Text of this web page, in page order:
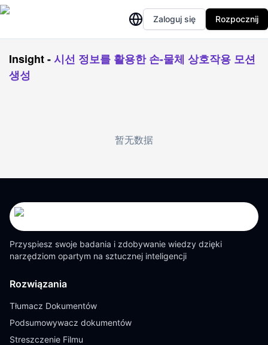
Zaloguj się Rozpocznij
Insight-시선 정보를 활용한 손-물체 상호작용 모션
생성
暂无数据
Przyspiesz swoje badania i zdobywanie wiedzy dzięki
narzędziom opartym na sztucznej inteligencji
Rozwiązania
Tłumacz Dokumentów
Podsumowywacz dokumentów
Streszczenie Filmu